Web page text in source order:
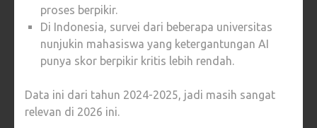
proses berpikir.
Di Indonesia, survei dari beberapa universitas
nunjukin mahasiswa yang ketergantungan AI
punya skor berpikir kritis lebih rendah.
Data ini dari tahun 2024-2025, jadi masih sangat
relevan di 2026 ini.